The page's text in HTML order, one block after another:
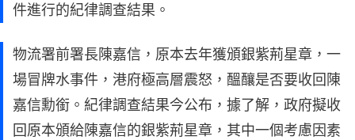
件進行的紀律調查結果。
物流署前署長陳嘉信，原本去年獲頒銀紫荊星章，一
場冒牌水事件，港府極高層震怒，醞釀是否要收回陳
嘉信勳銜。紀律調查結果今公布，據了解，政府擬收
回原本頒給陳嘉信的銀紫荊星章，其中一個考慮因素